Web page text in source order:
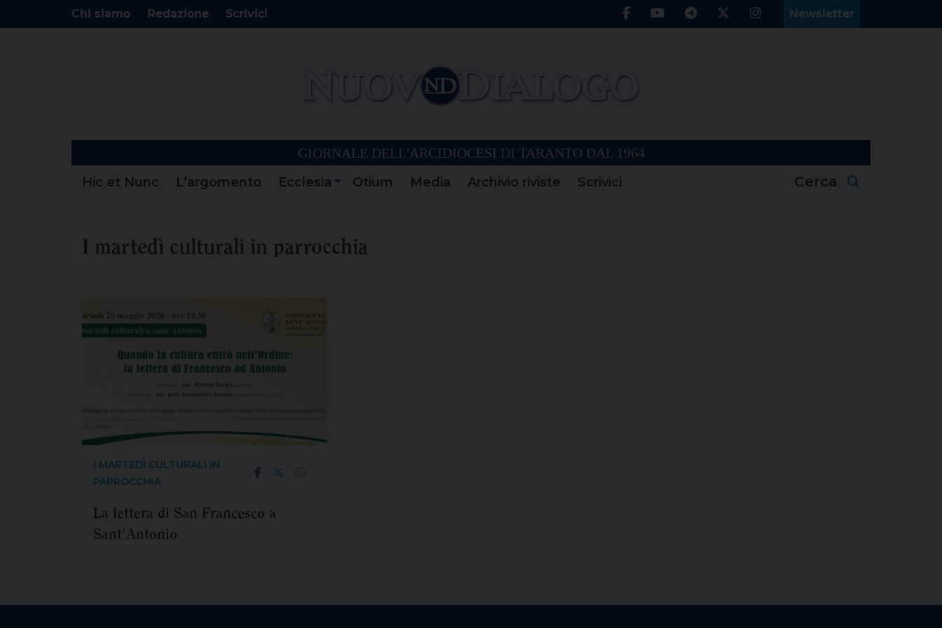
Chi siamo Redazione Scrivici Newsletter
GIORNALE DELL'ARCIDIOCESI DI TARANTO DAL 1964
Hic et Nunc L’argomento Ecclesia Otium Media Archivio riviste Scrivici Cerca
I martedì culturali in parrocchia
I MARTEDÌ CULTURALI IN
PARROCCHIA
La lettera di San Francesco a
Sant'Antonio